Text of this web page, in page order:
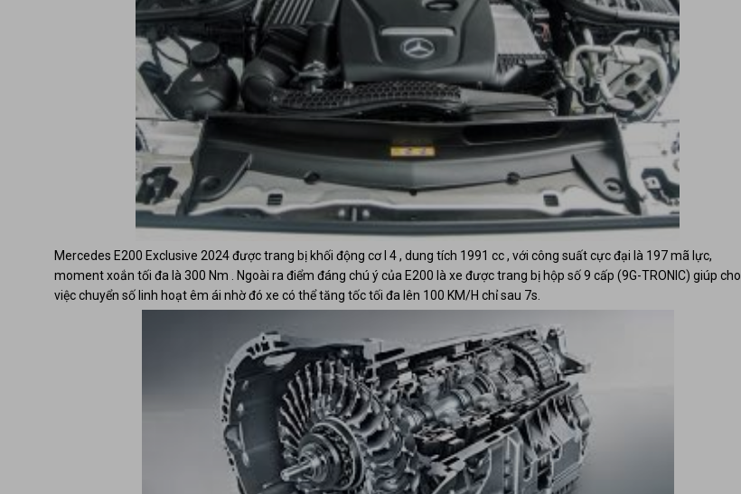
Mercedes E200 Exclusive 2024 được trang bị khối động cơ I 4 , dung tích 1991 cc , với công suất cực đại là 197 mã lực,
moment xoắn tối đa là 300 Nm . Ngoài ra điểm đáng chú ý của E200 là xe được trang bị hộp số 9 cấp (9G-TRONIC) giúp cho
việc chuyển số linh hoạt êm ái nhờ đó xe có thể tăng tốc tối đa lên 100 KM/H chỉ sau 7s.